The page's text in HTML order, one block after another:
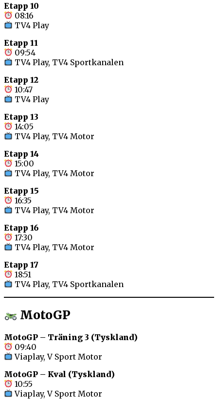
Etapp 10
08:16
TV4 Play
Etapp 11
09:54
TV4 Play, TV4 Sportkanalen
Etapp 12
10:47
TV4 Play
Etapp 13
14:05
TV4 Play, TV4 Motor
Etapp 14
15:00
TV4 Play, TV4 Motor
Etapp 15
16:35
TV4 Play, TV4 Motor
Etapp 16
17:30
TV4 Play, TV4 Motor
Etapp 17
18:51
TV4 Play, TV4 Sportkanalen
MotoGP
MotoGP – Träning 3 (Tyskland)
09:40
Viaplay, V Sport Motor
MotoGP – Kval (Tyskland)
10:55
Viaplay, V Sport Motor